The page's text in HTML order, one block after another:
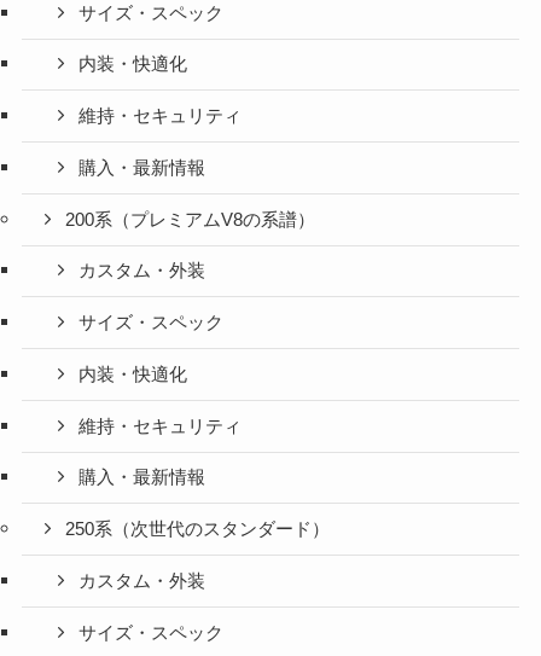
サイズ・スペック
内装・快適化
維持・セキュリティ
購入・最新情報
200系（プレミアムV8の系譜）
カスタム・外装
サイズ・スペック
内装・快適化
維持・セキュリティ
購入・最新情報
250系（次世代のスタンダード）
カスタム・外装
サイズ・スペック